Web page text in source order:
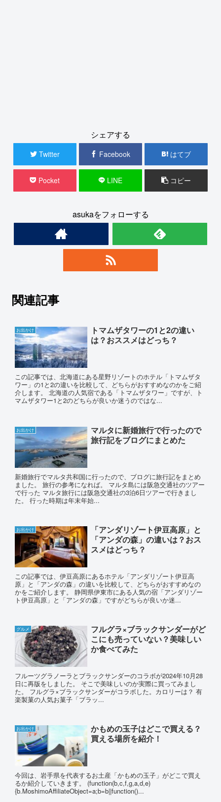
シェアする
Twitter Facebook はてブ
Pocket LINE コピー
asukaをフォローする
関連記事
お出かけ
トマムザタワーの1と2の違い
は？おススメはどっち？
この記事では、北海道にある星野リゾートのホテル「トマムザタ
ワー」の1と2の違いを比較して、どちらがおすすめなのかをご紹
介します。 北海道の人気宿である「トマムザタワー」ですが、ト
マムザタワー1と2のどちらが良いか迷うのではな...
お出かけ
マルタに新婚旅行で行ったので
旅行記をブログにまとめた
新婚旅行でマルタ共和国に行ったので、ブログに旅行記をまとめ
ました。 旅行の参考になれば。 マルタ島には阪急交通社のツアー
で行った マルタ旅行には阪急交通社の3泊6日ツアーで行きまし
た。 行った時期は年末年始...
お出かけ
「アンダリゾート伊豆高原」と
「アンダの森」の違いは？おス
スメはどっち？
この記事では、伊豆高原にあるホテル「アンダリゾート伊豆高
原」と「アンダの森」の違いを比較して、どちらがおすすめなの
かをご紹介します。 静岡県伊東市にある人気の宿「アンダリゾー
ト伊豆高原」と「アンダの森」ですがどちらが良いか迷...
グルメ
フルグラ×ブラックサンダーがど
こにも売っていない？美味しい
か食べてみた
フルーツグラノーラとブラックサンダーのコラボが2024年10月28
日に再版をしました。 そこで美味しいのか実際に買ってみまし
た。 フルグラ×ブラックサンダーがコラボした。カロリーは？ 有
楽製菓の人気お菓子「ブラッ...
お出かけ
かもめの玉子はどこで買える？
買える場所を紹介！
今回は、岩手県を代表するお土産「かもめの玉子」がどこで買え
るか紹介していきます。 (function(b,c,f,g,a,d,e)
{b.MoshimoAffiliateObject=a;b=b||function()...